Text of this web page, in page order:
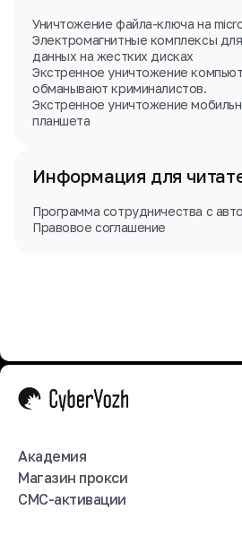
Уничтожение файла-ключа на
Электромагнитные комплексы
данных на жестких дисках
Экстренное уничтожение
обманывают криминалистов.
Экстренное уничтожение
планшета
Информация для
Программа сотрудничества с
Правовое соглашение
Академия
Магазин прокси
СМС-активации